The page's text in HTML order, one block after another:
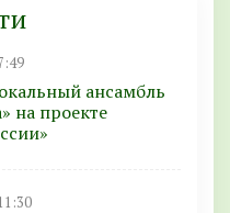
ансамбль
на проекте